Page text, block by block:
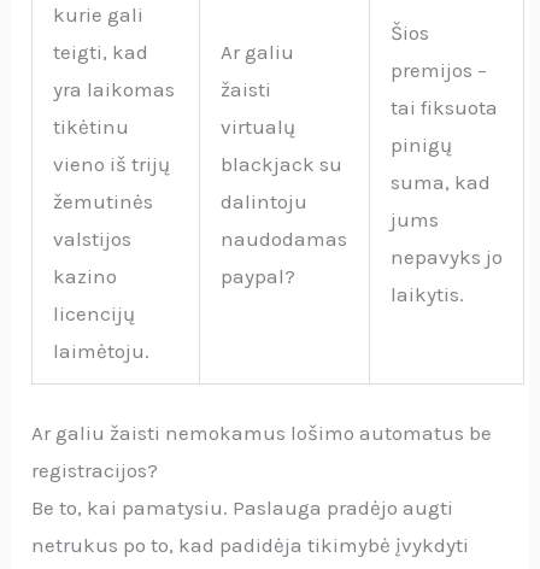
kurie gali
teigti, kad
yra laikomas
tikėtinu
vieno iš trijų
žemutinės
valstijos
kazino
licencijų
laimėtoju.
Ar galiu
žaisti
virtualų
blackjack su
dalintoju
naudodamas
paypal?
Šios
premijos –
tai fiksuota
pinigų
suma, kad
jums
nepavyks jo
laikytis.
Ar galiu žaisti nemokamus lošimo automatus be
registracijos?
Be to, kai pamatysiu. Paslauga pradėjo augti
netrukus po to, kad padidėja tikimybė įvykdyti